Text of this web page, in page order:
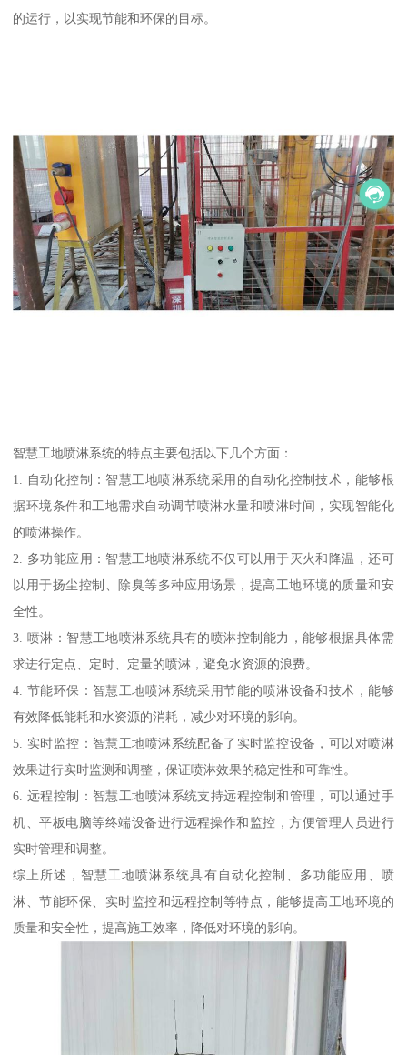
的运行，以实现节能和环保的目标。
智慧工地喷淋系统的特点主要包括以下几个方面：
1. 自动化控制：智慧工地喷淋系统采用的自动化控制技术，能够根
据环境条件和工地需求自动调节喷淋水量和喷淋时间，实现智能化
的喷淋操作。
2. 多功能应用：智慧工地喷淋系统不仅可以用于灭火和降温，还可
以用于扬尘控制、除臭等多种应用场景，提高工地环境的质量和安
全性。
3. 喷淋：智慧工地喷淋系统具有的喷淋控制能力，能够根据具体需
求进行定点、定时、定量的喷淋，避免水资源的浪费。
4. 节能环保：智慧工地喷淋系统采用节能的喷淋设备和技术，能够
有效降低能耗和水资源的消耗，减少对环境的影响。
5. 实时监控：智慧工地喷淋系统配备了实时监控设备，可以对喷淋
效果进行实时监测和调整，保证喷淋效果的稳定性和可靠性。
6. 远程控制：智慧工地喷淋系统支持远程控制和管理，可以通过手
机、平板电脑等终端设备进行远程操作和监控，方便管理人员进行
实时管理和调整。
综上所述，智慧工地喷淋系统具有自动化控制、多功能应用、喷
淋、节能环保、实时监控和远程控制等特点，能够提高工地环境的
质量和安全性，提高施工效率，降低对环境的影响。